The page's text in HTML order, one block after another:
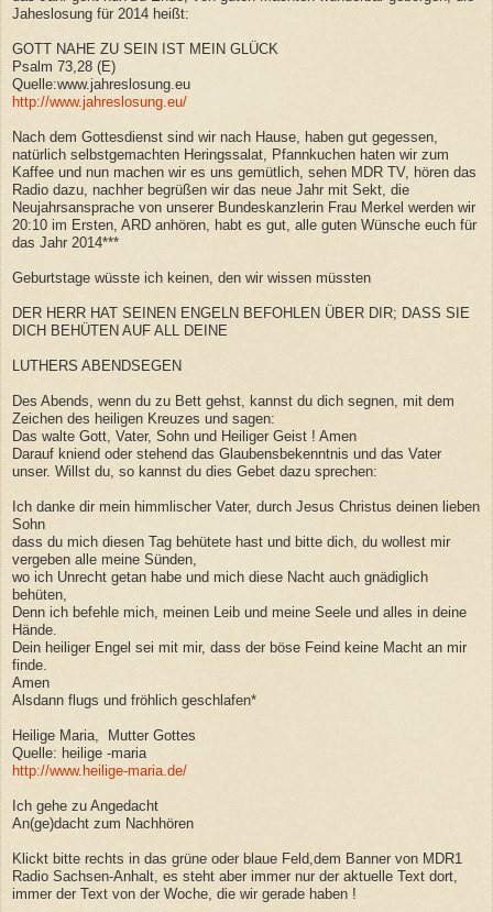
Jaheslosung für 2014 heißt:
GOTT NAHE ZU SEIN IST MEIN GLÜCK
Psalm 73,28 (E)
Quelle:www.jahreslosung.eu
http://www.jahreslosung.eu/
Nach dem Gottesdienst sind wir nach Hause, haben gut gegessen,
natürlich selbstgemachten Heringssalat, Pfannkuchen haten wir zum
Kaffee und nun machen wir es uns gemütlich, sehen MDR TV, hören das
Radio dazu, nachher begrüßen wir das neue Jahr mit Sekt, die
Neujahrsansprache von unserer Bundeskanzlerin Frau Merkel werden wir
20:10 im Ersten, ARD anhören, habt es gut, alle guten Wünsche euch für
das Jahr 2014***
Geburtstage wüsste ich keinen, den wir wissen müssten
DER HERR HAT SEINEN ENGELN BEFOHLEN ÜBER DIR; DASS SIE
DICH BEHÜTEN AUF ALL DEINE
LUTHERS ABENDSEGEN
Des Abends, wenn du zu Bett gehst, kannst du dich segnen, mit dem
Zeichen des heiligen Kreuzes und sagen:
Das walte Gott, Vater, Sohn und Heiliger Geist ! Amen
Darauf kniend oder stehend das Glaubensbekenntnis und das Vater
unser. Willst du, so kannst du dies Gebet dazu sprechen:
Ich danke dir mein himmlischer Vater, durch Jesus Christus deinen lieben
Sohn
dass du mich diesen Tag behütete hast und bitte dich, du wollest mir
vergeben alle meine Sünden,
wo ich Unrecht getan habe und mich diese Nacht auch gnädiglich
behüten,
Denn ich befehle mich, meinen Leib und meine Seele und alles in deine
Hände.
Dein heiliger Engel sei mit mir, dass der böse Feind keine Macht an mir
finde.
Amen
Alsdann flugs und fröhlich geschlafen*
Heilige Maria, Mutter Gottes
Quelle: heilige -maria
http://www.heilige-maria.de/
Ich gehe zu Angedacht
An(ge)dacht zum Nachhören
Klickt bitte rechts in das grüne oder blaue Feld,dem Banner von MDR1
Radio Sachsen-Anhalt, es steht aber immer nur der aktuelle Text dort,
immer der Text von der Woche, die wir gerade haben !